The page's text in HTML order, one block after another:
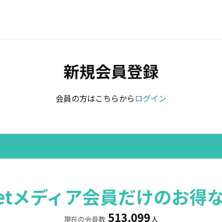
新規会員登録
会員の方はこちらからログイン
ディア会員だけのお得
現在の会員数 513,099人